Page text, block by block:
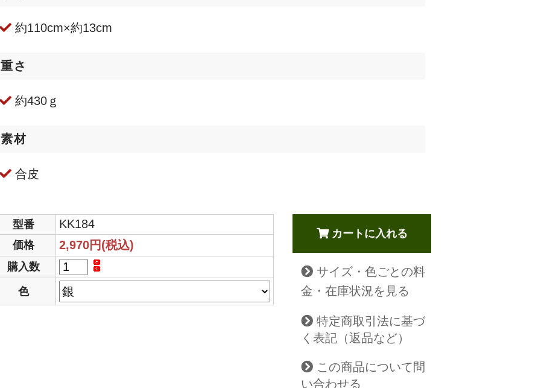
約110cm×約13cm
重さ
約430ｇ
素材
合皮
型番 KK184
価格 2,970円(税込)
購入数
色
カートに入れる
サイズ・色ごとの料
金・在庫状況を見る
特定商取引法に基づ
く表記（返品など）
この商品について問
い合わせる